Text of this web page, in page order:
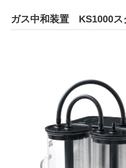
ガス中和装置 KS1000ス